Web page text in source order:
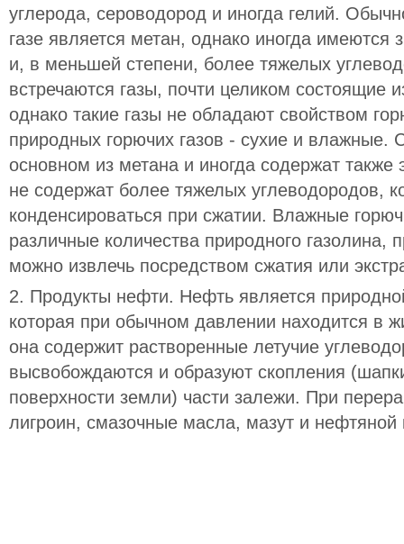
углерода, сероводород и иногда гелий.
газе является метан, однако иногда имеются
и, в меньшей степени, более тяжелых
встречаются газы, почти целиком состоящие
однако такие газы не обладают свойством
природных горючих газов - сухие и влажные.
основном из метана и иногда содержат также
не содержат более тяжелых углеводородов,
конденсироваться при сжатии. Влажные
различные количества природного газолина,
можно извлечь посредством сжатия или
2. Продукты нефти. Нефть является
которая при обычном давлении находится в
она содержит растворенные летучие
высвобождаются и образуют скопления
поверхности земли) части залежи. При
лигроин, смазочные масла, мазут и нефтяной